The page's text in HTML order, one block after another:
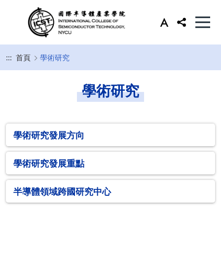
::: 首頁 學術研究
學術研究
學術研究發展方向
學術研究發展重點
半導體領域跨國研究中心